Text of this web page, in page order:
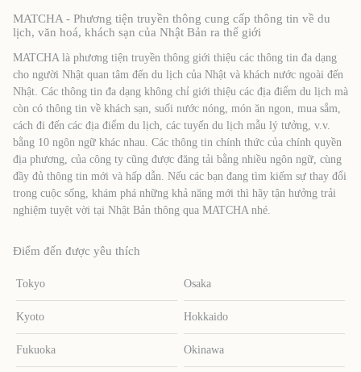
MATCHA - Phương tiện truyền thông cung cấp thông tin về du
lịch, văn hoá, khách sạn của Nhật Bản ra thế giới
MATCHA là phương tiện truyền thông giới thiệu các thông tin đa dạng
cho người Nhật quan tâm đến du lịch của Nhật và khách nước ngoài đến
Nhật. Các thông tin đa dạng không chỉ giới thiệu các địa điểm du lịch mà
còn có thông tin về khách sạn, suối nước nóng, món ăn ngon, mua sắm,
cách đi đến các địa điểm du lịch, các tuyến du lịch mẫu lý tưởng, v.v.
bằng 10 ngôn ngữ khác nhau. Các thông tin chính thức của chính quyền
địa phương, của công ty cũng được đăng tải bằng nhiều ngôn ngữ, cùng
đầy đủ thông tin mới và hấp dẫn. Nếu các bạn đang tìm kiếm sự thay đổi
trong cuộc sống, khám phá những khả năng mới thì hãy tận hưởng trải
nghiệm tuyệt vời tại Nhật Bản thông qua MATCHA nhé.
Điểm đến được yêu thích
Tokyo Osaka
Kyoto Hokkaido
Fukuoka Okinawa